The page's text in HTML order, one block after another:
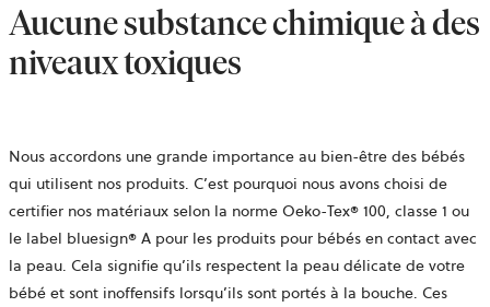
Aucune substance chimique à des
niveaux toxiques
Nous accordons une grande importance au bien-être des bébés
qui utilisent nos produits. C’est pourquoi nous avons choisi de
certifier nos matériaux selon la norme Oeko-Tex® 100, classe 1 ou
le label bluesign® A pour les produits pour bébés en contact avec
la peau. Cela signifie qu’ils respectent la peau délicate de votre
bébé et sont inoffensifs lorsqu’ils sont portés à la bouche. Ces